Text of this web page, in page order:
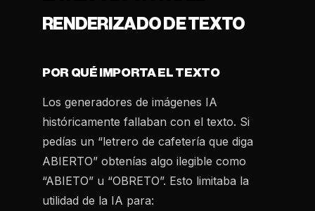
RENDERIZADO DE TEXTO
POR QUÉ IMPORTA EL TEXTO
Los generadores de imágenes IA
históricamente fallaban con el texto. Si
pedías un “letrero de cafetería que diga
ABIERTO” obtenías algo ilegible como
“ABIETO” u “OBRETO”. Esto limitaba la
utilidad de la IA para: